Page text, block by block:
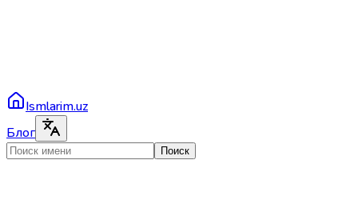
Ismlarim.uz
Блог
Поиск